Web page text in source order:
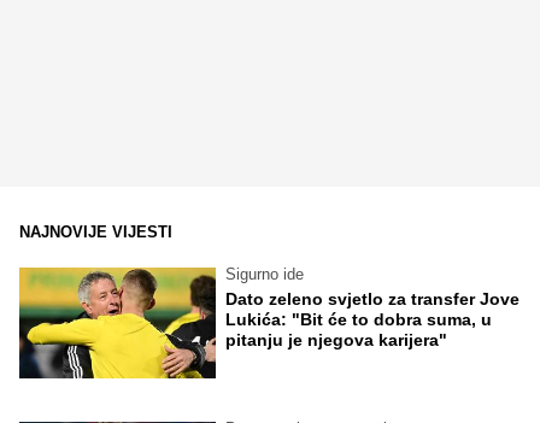
NAJNOVIJE VIJESTI
Sigurno ide
Dato zeleno svjetlo za transfer Jove
Lukića: "Bit će to dobra suma, u
pitanju je njegova karijera"